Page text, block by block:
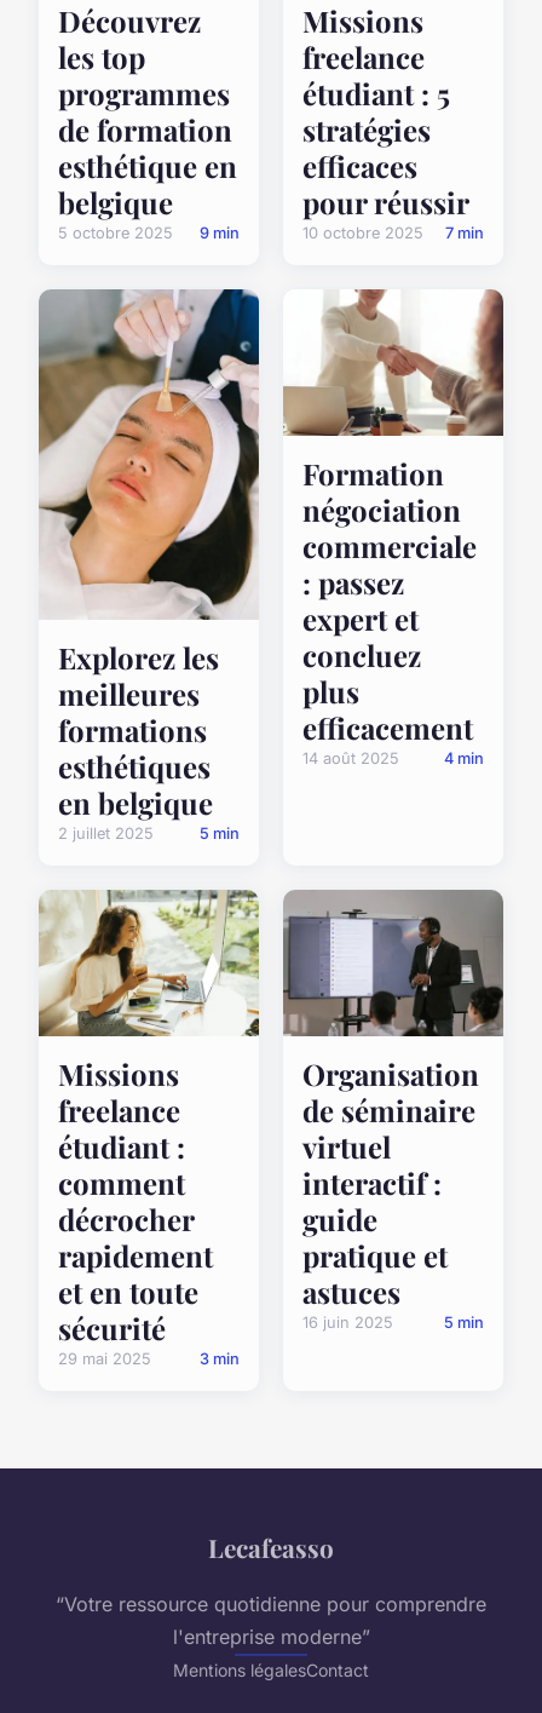
Découvrez
les top
programmes
de formation
esthétique en
belgique
5 octobre 2025 9 min
Missions
freelance
étudiant : 5
stratégies
efficaces
pour réussir
10 octobre 2025 7 min
Explorez les
meilleures
formations
esthétiques
en belgique
2 juillet 2025 5 min
Formation
négociation
commerciale
: passez
expert et
concluez
plus
efficacement
14 août 2025 4 min
Missions
freelance
étudiant :
comment
décrocher
rapidement
et en toute
sécurité
29 mai 2025 3 min
Organisation
de séminaire
virtuel
interactif :
guide
pratique et
astuces
16 juin 2025 5 min
Lecafeasso
“Votre ressource quotidienne pour comprendre
l'entreprise moderne”
Mentions légalesContact